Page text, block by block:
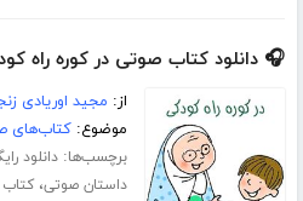
🎧 دانلود کتاب صوتی در کوره راه
از: مجید اوریادی
موضوع:کتاب‌های
برچسب‌ها:دانلود
داستان صوتی،